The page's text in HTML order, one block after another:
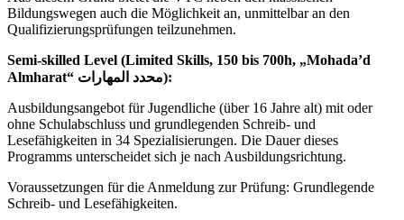
Bildungswegen auch die Möglichkeit an, unmittelbar an den
Qualifizierungsprüfungen teilzunehmen.
Semi-skilled Level (Limited Skills, 150 bis 700h, „Mohada’d
Almharat“ محدد المهارات):
Ausbildungsangebot für Jugendliche (über 16 Jahre alt) mit oder
ohne Schulabschluss und grundlegenden Schreib- und
Lesefähigkeiten in 34 Spezialisierungen. Die Dauer dieses
Programms unterscheidet sich je nach Ausbildungsrichtung.
Voraussetzungen für die Anmeldung zur Prüfung: Grundlegende
Schreib- und Lesefähigkeiten.